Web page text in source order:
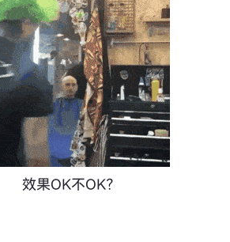
效果OK不OK？